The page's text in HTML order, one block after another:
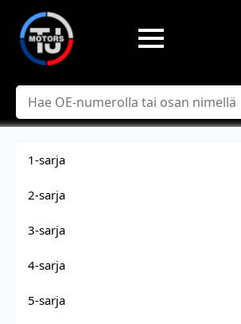
Hae
1-sarja
2-sarja
3-sarja
4-sarja
5-sarja